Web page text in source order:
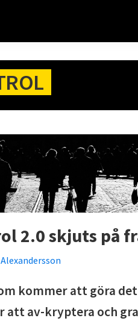
2.0 skjuts på
kommer att göra
att av-kryptera och